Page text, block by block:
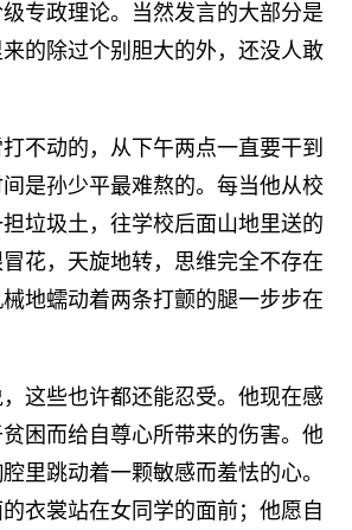
专政理论。当然发言的大部分是
的除过个别胆大的外，还没人敢
不动的，从下午两点一直要干到
是孙少平最难熬的。每当他从校
垃圾土，往学校后面山地里送的
花，天旋地转，思维完全不存在
械地蠕动着两条打颤的腿一步步在
这些也许都还能忍受。他现在感
困而给自尊心所带来的伤害。他
里跳动着一颗敏感而羞怯的心。
衣裳站在女同学的面前；他愿自